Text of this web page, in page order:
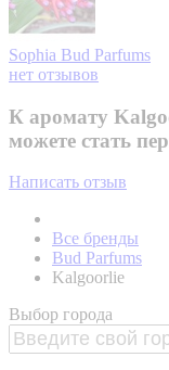
Sophia Bud Parfums
нет отзывов
К аромату
можете стать
Написать отзыв
Все бренды
Bud Parfums
Kalgoorlie
Выбор города